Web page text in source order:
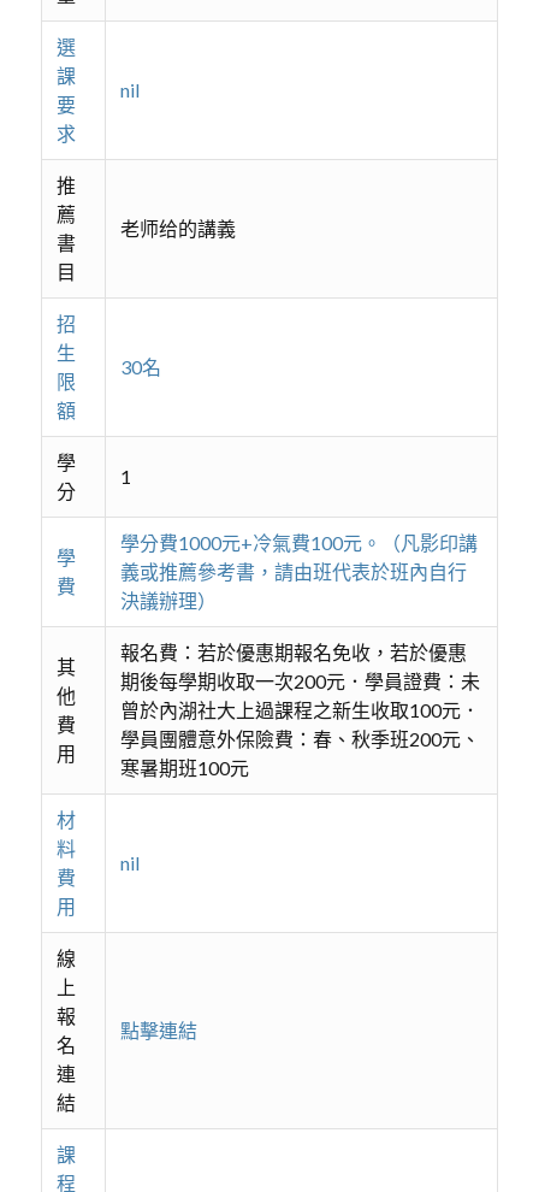
選
課
要
求
nil
推
薦
書
目
老师给的講義
招
生
限
額
30名
學
分
1
學
費
學分費1000元+冷氣費100元。（凡影印講
義或推薦參考書，請由班代表於班內自行
決議辦理）
其
他
費
用
報名費：若於優惠期報名免收，若於優惠
期後每學期收取一次200元．學員證費：未
曾於內湖社大上過課程之新生收取100元．
學員團體意外保險費：春、秋季班200元、
寒暑期班100元
材
料
費
用
nil
線
上
報
名
連
結
點擊連結
課
程